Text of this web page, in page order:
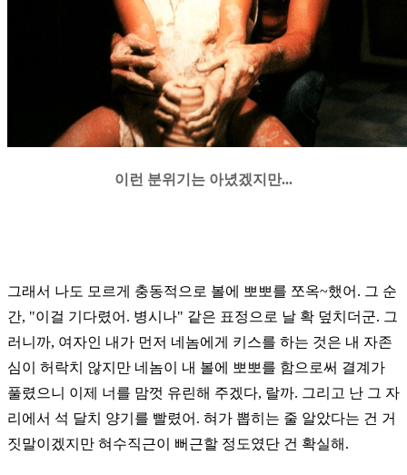
이런 분위기는 아녔겠지만...
그래서 나도 모르게 충동적으로 볼에 뽀뽀를 쪼옥~했어. 그 순
간, "이걸 기다렸어. 병시나" 같은 표정으로 날 확 덮치더군. 그
러니까, 여자인 내가 먼저 네놈에게 키스를 하는 것은 내 자존
심이 허락치 않지만 네놈이 내 볼에 뽀뽀를 함으로써 결계가
풀렸으니 이제 너를 맘껏 유린해 주겠다, 랄까. 그리고 난 그 자
리에서 석 달치 양기를 빨렸어. 혀가 뽑히는 줄 알았다는 건 거
짓말이겠지만 혀수직근이 뻐근할 정도였단 건 확실해.